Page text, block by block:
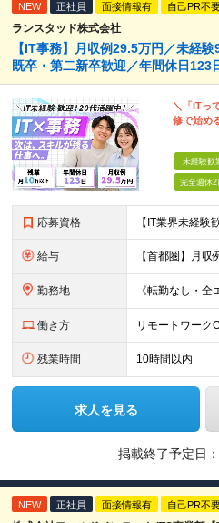
NEW 正社員 面接情報有 自己PR不
ランスタッド株式会社
【IT事務】月収例29.5万円／未経
既卒・第二新卒歓迎／年間休日123
＼「ITっ
修で始め
未経験歓
完全週休2
応募資格
給与
勤務地
働き方 リモートワーク
残業時間 10時間以内
求人を見る
掲載終了予定日：
NEW 正社員 面接情報有 自己PR不